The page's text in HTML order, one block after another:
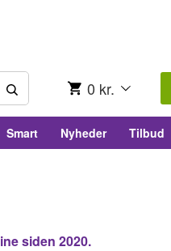
0 kr.
Smart Nyheder Tilbud
siden 2020.